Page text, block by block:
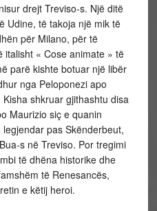
drejt Treviso-s. Një ditë
Udine, të takoja një mik të
për Milano, për të
italisht « Cose animate » të
parë kishte botuar një libër
nga Peloponezi apo
shkruar gjithashtu disa
Maurizio siç e quanin
pas Skënderbeut,
s në Treviso. Por tregimi
të dhëna historike dhe
të Renesancës,
e këtij heroi.